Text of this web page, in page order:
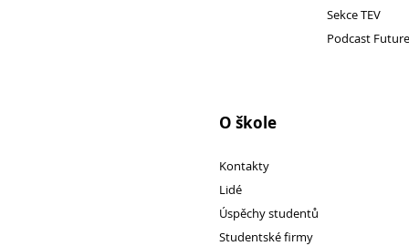
Sekce TEV
Podcast
O škole
Kontakty
Lidé
Úspěchy studentů
Studentské firmy